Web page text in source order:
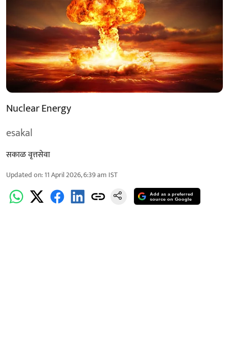
Nuclear Energy
esakal
सकाळ वृत्तसेवा
Updated on:11 April 2026, 6:39 am IST
Add as a preferred
source on Google